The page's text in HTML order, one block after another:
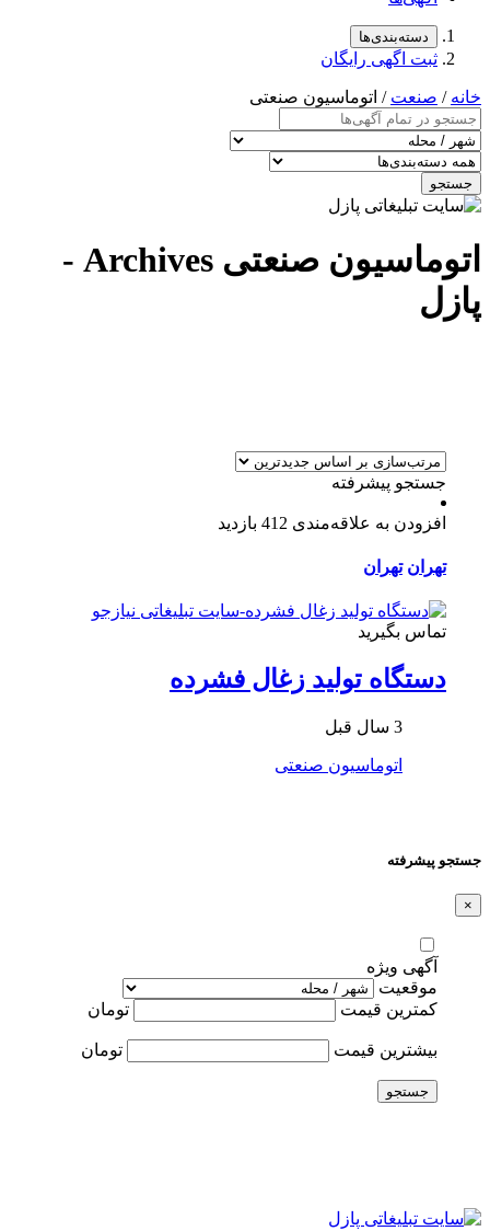
دسته‌بندی‌ها
ثبت اگهی رایگان
خانه / صنعت / اتوماسیون صنعتی
جستجو
اتوماسیون صنعتی Archives -
پازل
جستجو پیشرفته
افزودن به علاقه‌مندی 412 بازدید
تهران تهران
تماس بگیرید
دستگاه تولید زغال فشرده
3 سال قبل
اتوماسیون صنعتی
جستجو پیشرفته
×
آگهی ویژه
موقعیت
کمترین قیمت
تومان
بیشترین قیمت تومان
جستجو